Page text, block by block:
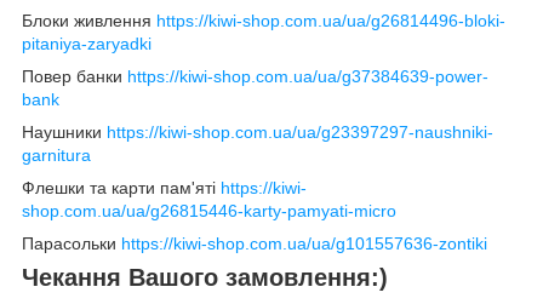
Блоки живлення https://kiwi-shop.com.ua/ua/g26814496-bloki-
pitaniya-zaryadki
Повер банки https://kiwi-shop.com.ua/ua/g37384639-power-
bank
Наушники https://kiwi-shop.com.ua/ua/g23397297-naushniki-
garnitura
Флешки та карти пам'яті https://kiwi-
shop.com.ua/ua/g26815446-karty-pamyati-micro
Парасольки https://kiwi-shop.com.ua/ua/g101557636-zontiki
Чекання Вашого замовлення:)